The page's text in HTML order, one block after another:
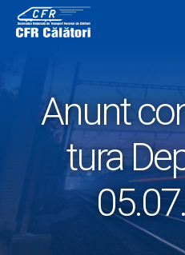
content
Anunt
tura